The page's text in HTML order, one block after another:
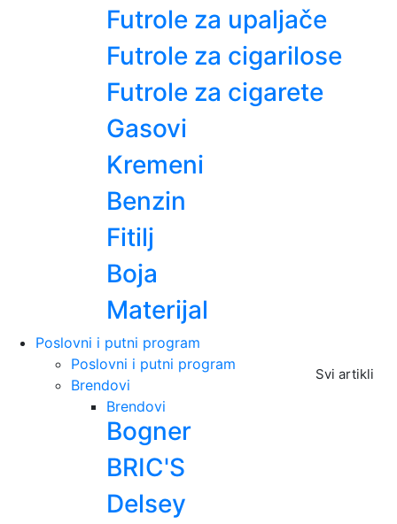
Futrole za upaljače
Futrole za cigarilose
Futrole za cigarete
Gasovi
Kremeni
Benzin
Fitilj
Boja
Materijal
Poslovni i putni program
Svi artikli
Poslovni i putni program
Brendovi
Brendovi
Bogner
BRIC'S
Delsey